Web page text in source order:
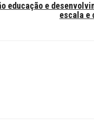
educação e
escala e